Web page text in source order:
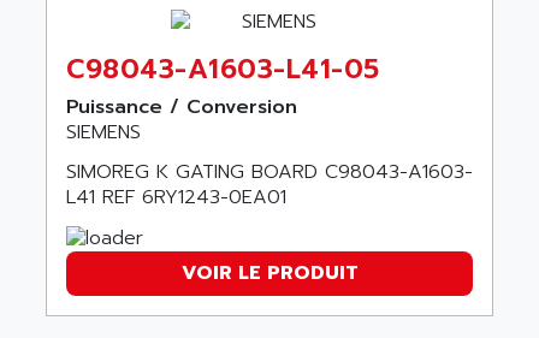
BULLETIN 160
SIMATIC S5 101U
FX SERIE
VEA
VERSAMAX
POSMO
APACER
APATOR
APC
APE
APELCO-CAREL
APELEC
APEX
C98043-A1603-L41-05
Puissance / Conversion
SIEMENS
SIMOREG K GATING BOARD C98043-A1603-
L41 REF 6RY1243-0EA01
VOIR LE PRODUIT